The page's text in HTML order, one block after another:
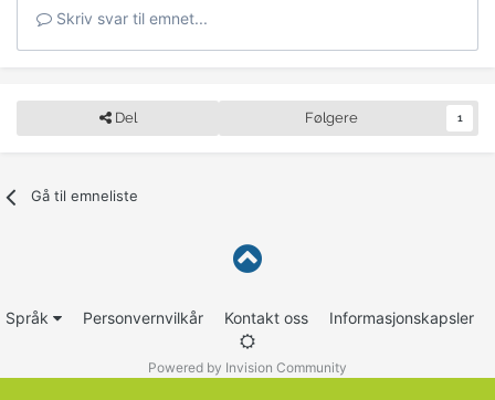
Skriv svar til emnet...
Del Følgere 1
Gå til emneliste
Språk Personvernvilkår Kontakt oss Informasjonskapsler
Powered by Invision Community